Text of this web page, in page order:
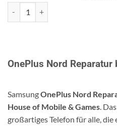
OnePlus Nord
SamsungOnePlus Nord
House of Mobile & Games.
großartiges Telefon für alle, die